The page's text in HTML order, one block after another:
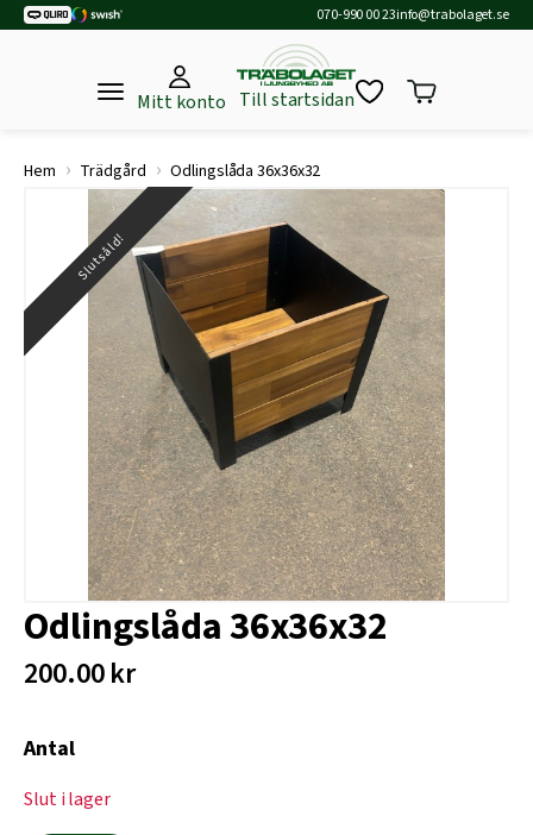
070-990 00 23info@trabolaget.se
Mitt konto Till startsidan
Hem › Trädgård › Odlingslåda 36x36x32
Slutsåld!
Odlingslåda 36x36x32
200.00kr
Antal
Slut i lager